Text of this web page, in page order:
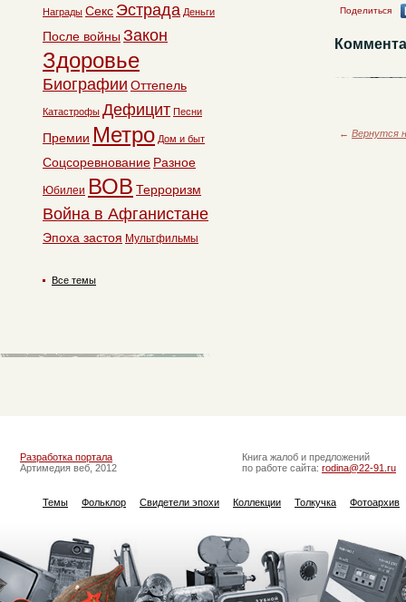
Поделиться
← Вернутся
Награды Секс Эстрада Деньги
После войны Закон
Здоровье
Биографии Оттепель
Катастрофы Дефицит Песни
Премии Метро Дом и быт
Соцсоревнование Разное
Юбилеи ВОВ Терроризм
Война в Афганистане
Эпоха застоя Мультфильмы
Все темы
Разработка портала
Артимедия веб, 2012
Книга жалоб и предложений
по работе сайта: rodina@22-91.ru
Темы Фольклор Свидетели эпохи Коллекции Толкучка Фотоархив